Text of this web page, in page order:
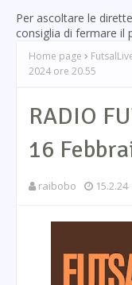
Per ascoltare le
consiglia di fermare il
Home page
2024 ore 20.55
RADIO
16
raibobo 15.2.24